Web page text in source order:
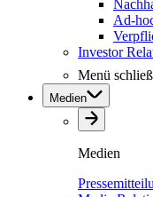
Ad-
Investor
Menü
Medien
Medien